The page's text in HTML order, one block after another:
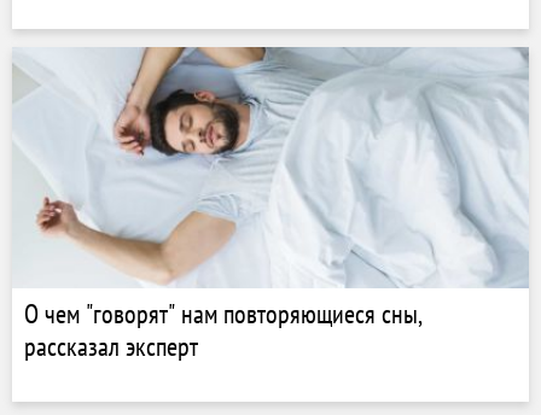
О чем "говорят" нам повторяющиеся сны,
рассказал эксперт